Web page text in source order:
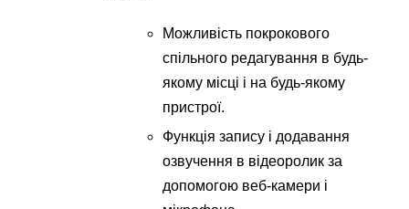
Можливість покрокового
спільного редагування в будь-
якому місці і на будь-якому
пристрої.
Функція запису і додавання
озвучення в відеоролик за
допомогою веб-камери і